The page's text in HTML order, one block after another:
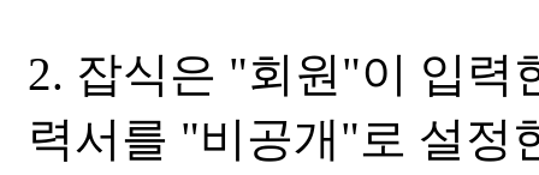
2. 잡식은 "회원"이 입력
력서를 "비공개"로 설정